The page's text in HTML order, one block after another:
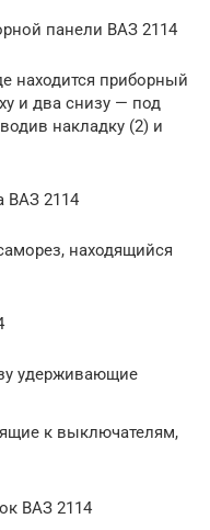
панели ВАЗ 2114
находится приборный
и два снизу — под
накладку (2) и
ВАЗ 2114
находящийся
удерживающие
к выключателям,
ВАЗ 2114